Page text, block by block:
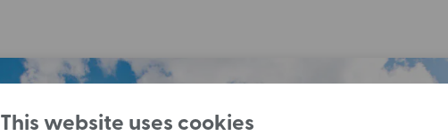
This website uses cookies